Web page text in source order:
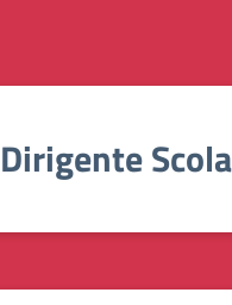
Dirigente